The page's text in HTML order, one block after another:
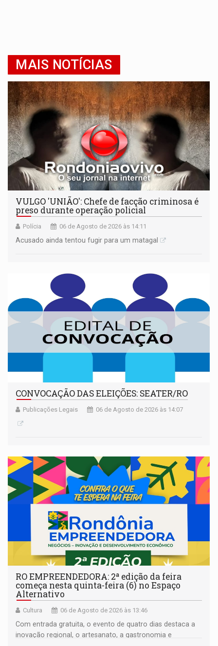
MAIS NOTÍCIAS
VULGO 'UNIÃO': Chefe de facção criminosa é
preso durante operação policial
Polícia 06 de Agosto de 2026 às 14:11
Acusado ainda tentou fugir para um matagal
CONVOCAÇÃO DAS ELEIÇÕES: SEATER/RO
Publicações Legais 06 de Agosto de 2026 às 14:07
RO EMPREENDEDORA: 2ª edição da feira
começa nesta quinta-feira (6) no Espaço
Alternativo
Cultura 06 de Agosto de 2026 às 13:46
Com entrada gratuita, o evento de quatro dias destaca a
inovação regional, o artesanato, a gastronomia e